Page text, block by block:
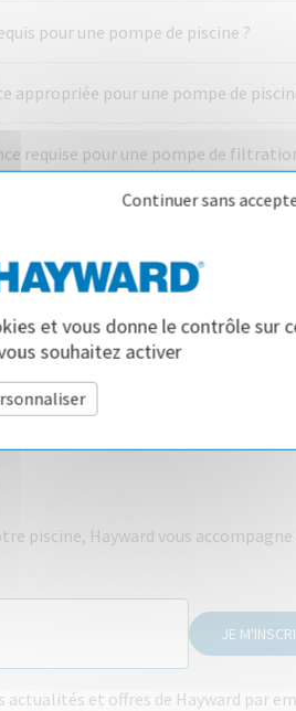
pour une pompe de piscine ?
appropriée pour une pompe de
requise pour une pompe de
piscine, Hayward vous
JE
et offres de Hayward par
et vous donne le contrôle sur
souhaitez activer
Continuer sans